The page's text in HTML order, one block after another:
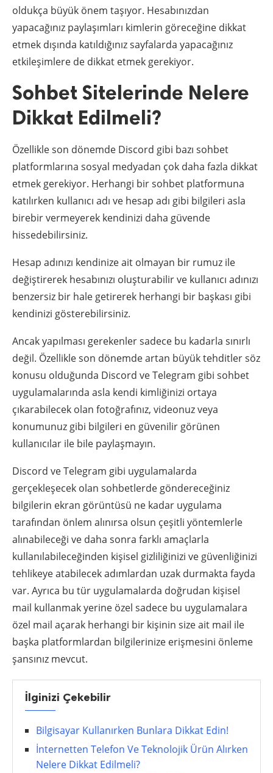
oldukça büyük önem taşıyor. Hesabınızdan
yapacağınız paylaşımları kimlerin göreceğine dikkat
etmek dışında katıldığınız sayfalarda yapacağınız
etkileşimlere de dikkat etmek gerekiyor.
Sohbet Sitelerinde Nelere
Dikkat Edilmeli?
Özellikle son dönemde Discord gibi bazı sohbet
platformlarına sosyal medyadan çok daha fazla dikkat
etmek gerekiyor. Herhangi bir sohbet platformuna
katılırken kullanıcı adı ve hesap adı gibi bilgileri asla
birebir vermeyerek kendinizi daha güvende
hissedebilirsiniz.
Hesap adınızı kendinize ait olmayan bir rumuz ile
değiştirerek hesabınızı oluşturabilir ve kullanıcı adınızı
benzersiz bir hale getirerek herhangi bir başkası gibi
kendinizi gösterebilirsiniz.
Ancak yapılması gerekenler sadece bu kadarla sınırlı
değil. Özellikle son dönemde artan büyük tehditler söz
konusu olduğunda Discord ve Telegram gibi sohbet
uygulamalarında asla kendi kimliğinizi ortaya
çıkarabilecek olan fotoğrafınız, videonuz veya
konumunuz gibi bilgileri en güvenilir görünen
kullanıcılar ile bile paylaşmayın.
Discord ve Telegram gibi uygulamalarda
gerçekleşecek olan sohbetlerde göndereceğiniz
bilgilerin ekran görüntüsü ne kadar uygulama
tarafından önlem alınırsa olsun çeşitli yöntemlerle
alınabileceği ve daha sonra farklı amaçlarla
kullanılabileceğinden kişisel gizliliğinizi ve güvenliğinizi
tehlikeye atabilecek adımlardan uzak durmakta fayda
var. Ayrıca bu tür uygulamalarda doğrudan kişisel
mail kullanmak yerine özel sadece bu uygulamalara
özel mail açarak herhangi bir kişinin size ait mail ile
başka platformlardan bilgilerinize erişmesini önleme
şansınız mevcut.
İlginizi Çekebilir
Bilgisayar Kullanırken Bunlara Dikkat Edin!
İnternetten Telefon Ve Teknolojik Ürün Alırken
Nelere Dikkat Edilmeli?